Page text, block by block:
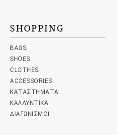
SHOPPING
BAGS
SHOES
CLOTHES
ACCESSORIES
ΚΑΤΑΣΤΗΜΑΤΑ
ΚΑΛΛΥΝΤΙΚΑ
ΔΙΑΓΩΝΙΣΜΟΙ